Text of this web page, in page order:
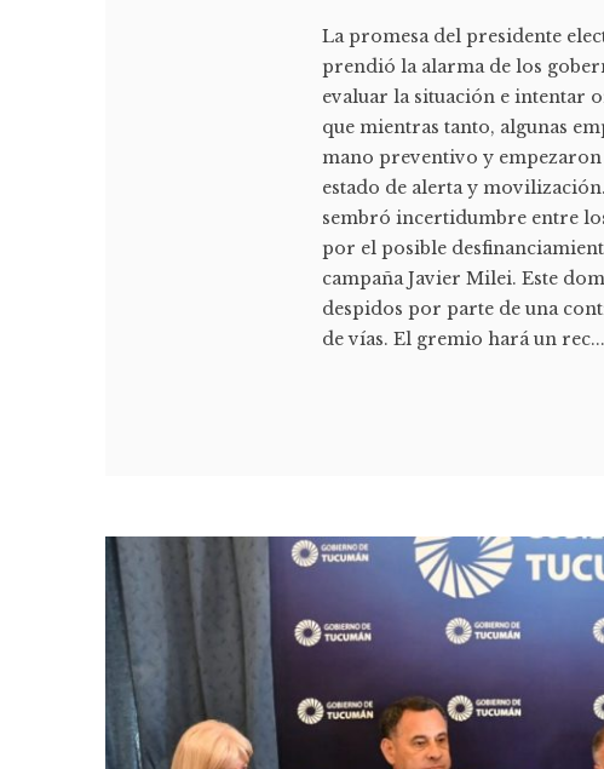
La promesa del presidente
prendió la alarma de los
evaluar la situación e intentar
que mientras tanto, algunas
mano preventivo y empezaron
estado de alerta y
sembró incertidumbre entre
por el posible
campaña Javier Milei. Este
despidos por parte de una
de vías. El gremio hará un rec...